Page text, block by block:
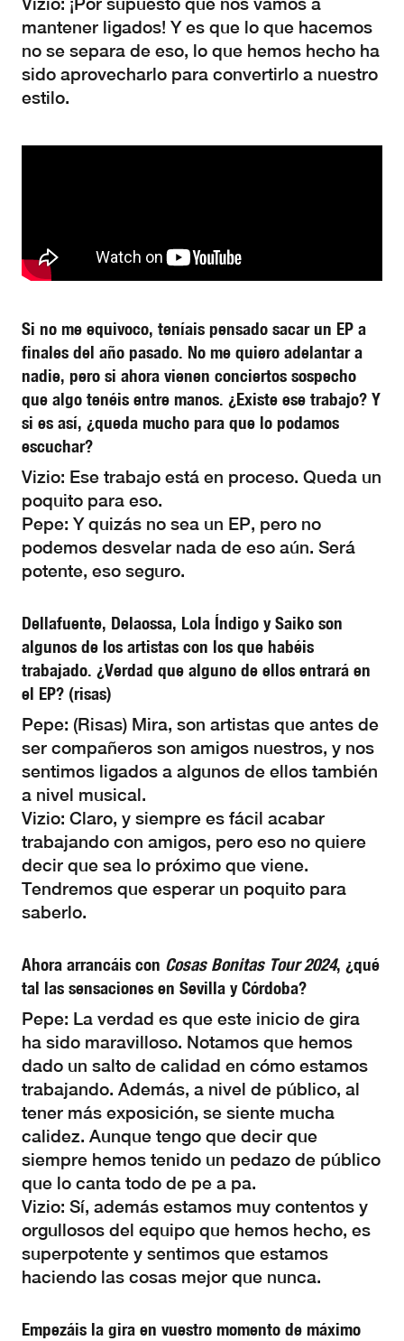
mantener ligados! Y es que lo que hacemos
no se separa de eso, lo que hemos hecho ha
sido aprovecharlo para convertirlo a nuestro
estilo.
Si no me equivoco, teníais pensado sacar un EP a
finales del año pasado. No me quiero adelantar a
nadie, pero si ahora vienen conciertos sospecho
que algo tenéis entre manos. ¿Existe ese trabajo? Y
si es así, ¿queda mucho para que lo podamos
escuchar?
Vizio: Ese trabajo está en proceso. Queda un
poquito para eso.
Pepe: Y quizás no sea un EP, pero no
podemos desvelar nada de eso aún. Será
potente, eso seguro.
Dellafuente, Delaossa, Lola Índigo y Saiko son
algunos de los artistas con los que habéis
trabajado. ¿Verdad que alguno de ellos entrará en
el EP? (risas)
Pepe: (Risas) Mira, son artistas que antes de
ser compañeros son amigos nuestros, y nos
sentimos ligados a algunos de ellos también
a nivel musical.
Vizio: Claro, y siempre es fácil acabar
trabajando con amigos, pero eso no quiere
decir que sea lo próximo que viene.
Tendremos que esperar un poquito para
saberlo.
Ahora arrancáis con Cosas Bonitas Tour 2024, ¿qué
tal las sensaciones en Sevilla y Córdoba?
Pepe: La verdad es que este inicio de gira
ha sido maravilloso. Notamos que hemos
dado un salto de calidad en cómo estamos
trabajando. Además, a nivel de público, al
tener más exposición, se siente mucha
calidez. Aunque tengo que decir que
siempre hemos tenido un pedazo de público
que lo canta todo de pe a pa.
Vizio: Sí, además estamos muy contentos y
orgullosos del equipo que hemos hecho, es
superpotente y sentimos que estamos
haciendo las cosas mejor que nunca.
Empezáis la gira en vuestro momento de máximo